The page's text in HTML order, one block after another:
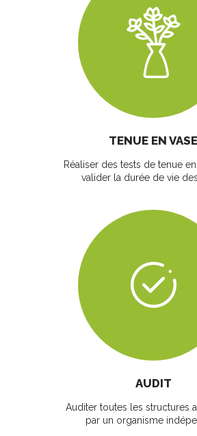
TENUE EN VASE
Réaliser des tests de tenue
valider la durée de vie
AUDIT
Auditer toutes les structures
par un organisme